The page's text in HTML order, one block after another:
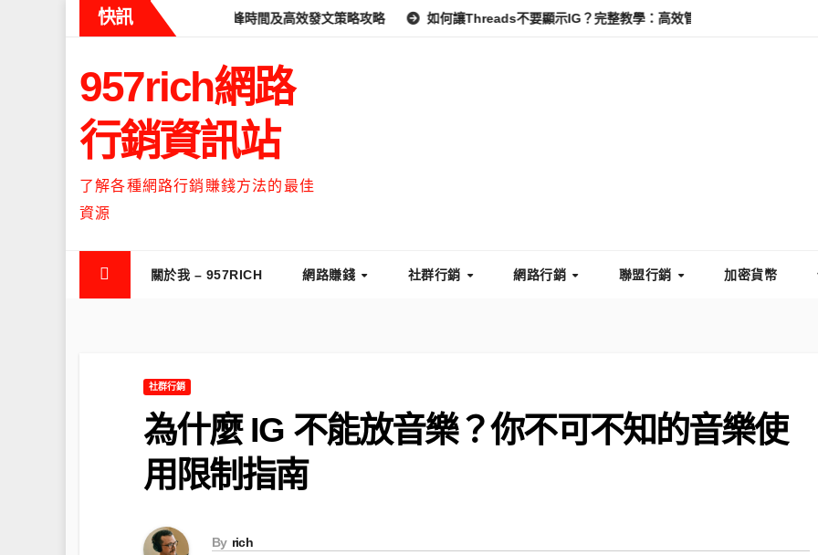
快訊
麼時候流量最高？流量高峰時間及高效發文策略攻略 如何讓Threads不要顯示IG？完整教學：高效管理你的線上隱私與數據安全
957rich網路
行銷資訊站
了解各種網路行銷賺錢方法的最佳
資源
關於我 – 957RICH 網路賺錢 社群行銷 網路行銷 聯盟行銷 加密貨幣
社群行銷
為什麼 IG 不能放音樂？你不可不知的音樂使
用限制指南
By rich